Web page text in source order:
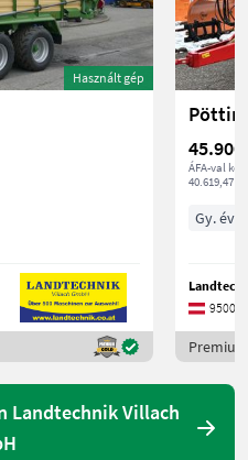
Használt gép
45.900
ÁFA-val
40.619,47 €
Gy. év
9500
Landtechnik Villach